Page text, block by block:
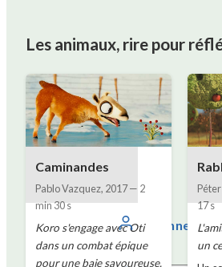
Se connecter
Les animaux, rire pour
Caminandes
Pablo Vazquez, 2017— 2
min 30 s
Koro s'engage avec Oti
dans un combat épique
pour une baie savoureuse.
17 s
un